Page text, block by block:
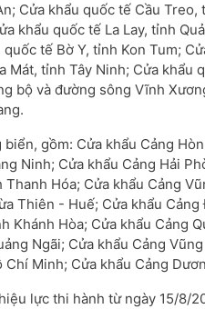
Cửa khẩu quốc tế Cầu
khẩu quốc tế La Lay, tỉnh
tế Bờ Y, tỉnh Kon Tum;
Mát, tỉnh Tây Ninh; Cửa khẩu
bộ và đường sông Vĩnh
gồm: Cửa khẩu Cảng
Ninh; Cửa khẩu Cảng Hải
Hóa; Cửa khẩu Cảng
Thiên - Huế; Cửa khẩu
Khánh Hòa; Cửa khẩu Cảng
Ngãi; Cửa khẩu Cảng
Chí Minh; Cửa khẩu Cảng
lực thi hành từ ngày 15/8/